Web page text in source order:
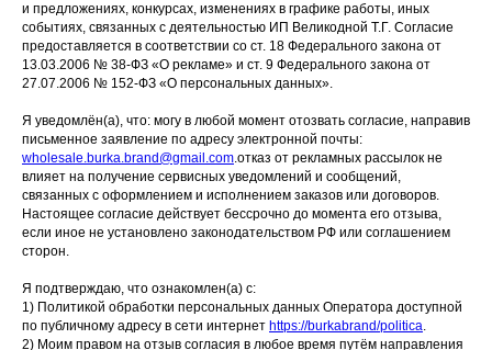
и предложениях, конкурсах, изменениях в графике работы, иных
событиях, связанных с деятельностью ИП Великодной Т.Г. Согласие
предоставляется в соответствии со ст. 18 Федерального закона от
13.03.2006 № 38-ФЗ «О рекламе» и ст. 9 Федерального закона от
27.07.2006 № 152-ФЗ «О персональных данных».
Я уведомлён(а), что: могу в любой момент отозвать согласие, направив
письменное заявление по адресу электронной почты:
wholesale.burka.brand@gmail.com.отказ от рекламных рассылок не
влияет на получение сервисных уведомлений и сообщений,
связанных с оформлением и исполнением заказов или договоров.
Настоящее согласие действует бессрочно до момента его отзыва,
если иное не установлено законодательством РФ или соглашением
сторон.
Я подтверждаю, что ознакомлен(а) с:
1) Политикой обработки персональных данных Оператора доступной
по публичному адресу в сети интернет https://burkabrand/politica.
2) Моим правом на отзыв согласия в любое время путём направления
ИСТОРИЯ БРЕНДА
Доставка и возврат
КАТАЛОГ
Все товары